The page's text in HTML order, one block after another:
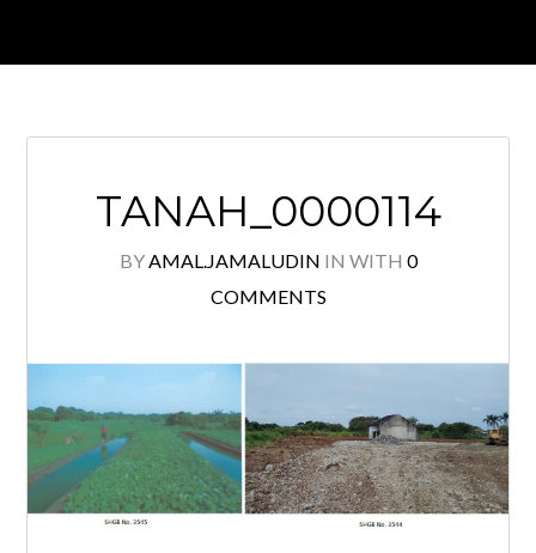
TANAH_0000114
BYAMAL.JAMALUDIN IN WITH 0
COMMENTS